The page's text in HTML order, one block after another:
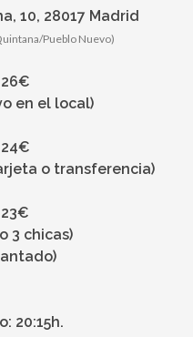
10, 28017 Madrid
Pueblo Nuevo)
en el local)
o transferencia)
3 chicas)
20:15h.